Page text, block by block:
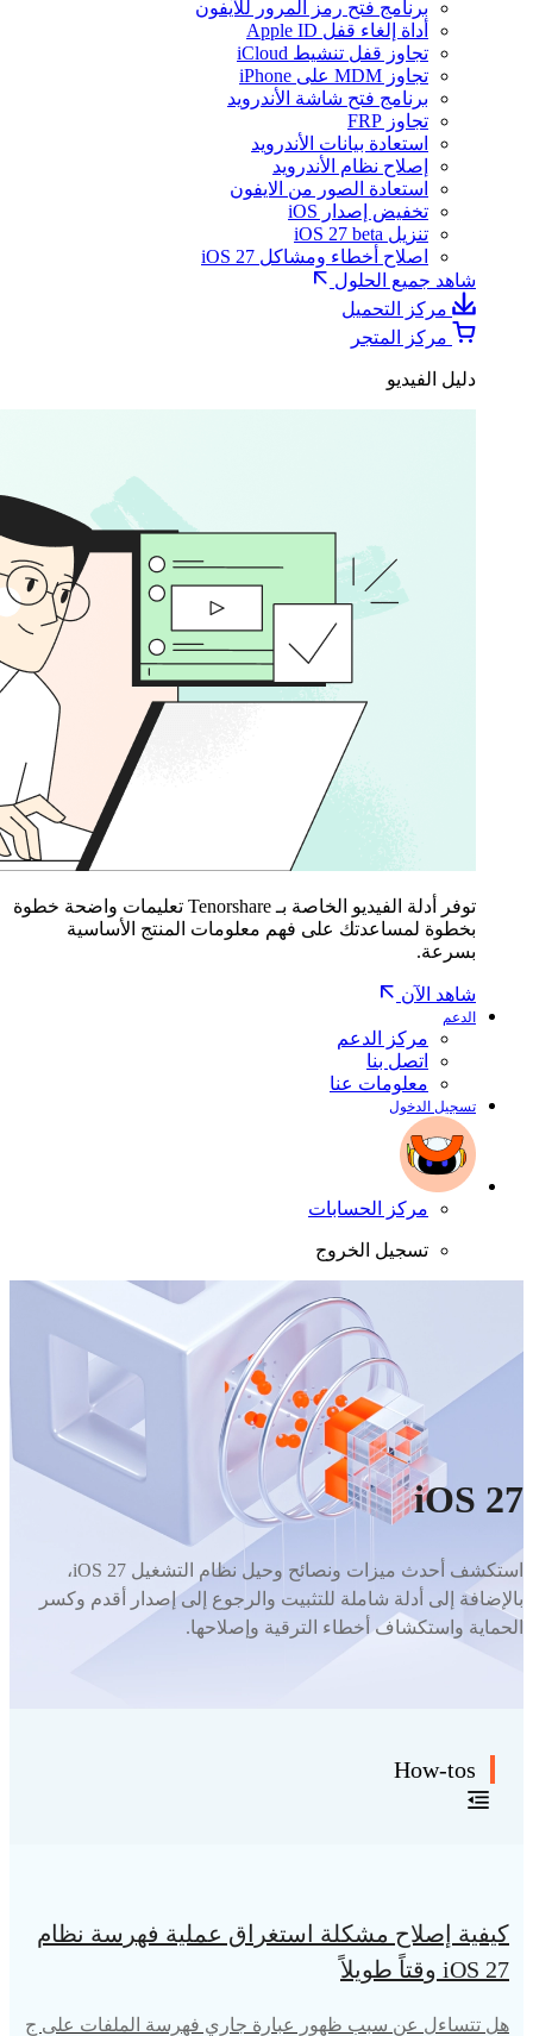
برنامج فتح رمز المرور للآيفون
أداة إلغاء قفل Apple ID
تجاوز قفل تنشيط iCloud
تجاوز MDM على iPhone
برنامج فتح شاشة الأندرويد
تجاوز FRP
استعادة بيانات الأندرويد
إصلاح نظام الأندرويد
استعادة الصور من الايفون
تخفيض إصدار iOS
تنزيل iOS 27 beta
اصلاح أخطاء ومشاكل iOS 27
شاهد جميع الحلول
مركز التحميل
مركز المتجر
دليل الفيديو
توفر أدلة الفيديو الخاصة بـ Tenorshare تعليمات واضحة خطوة
بخطوة لمساعدتك على فهم معلومات المنتج الأساسية
بسرعة.
شاهد الآن
الدعم
مركز الدعم
اتصل بنا
معلومات عنا
تسجيل الدخول
مركز الحسابات
تسجيل الخروج
iOS 27
استكشف أحدث ميزات ونصائح وحيل نظام التشغيل iOS 27،
بالإضافة إلى أدلة شاملة للتثبيت والرجوع إلى إصدار أقدم وكسر
الحماية واستكشاف أخطاء الترقية وإصلاحها.
How-tos
كيفية إصلاح مشكلة استغراق عملية فهرسة نظام
iOS 27 وقتاً طويلاً
هل تتساءل عن سبب ظهور عبارة جاري فهرسة الملفات على ج